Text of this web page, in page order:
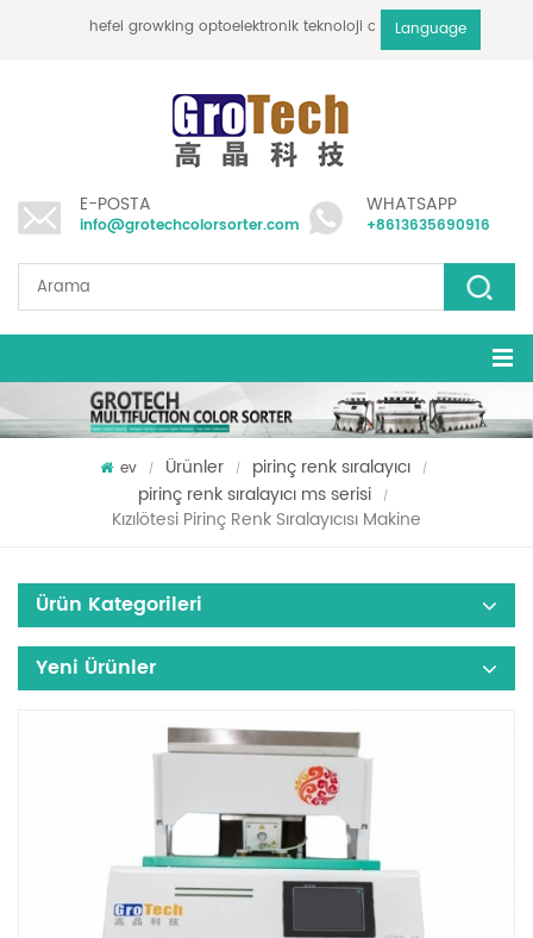
hefei growking optoelektronik teknoloji co., ltdLanguage
E-POSTA
info@grotechcolorsorter.com
WHATSAPP
+8613635690916
ev / Ürünler / pirinç renk sıralayıcı /
pirinç renk sıralayıcı ms serisi /
Kızılötesi Pirinç Renk Sıralayıcısı Makine
Ürün Kategorileri
Yeni Ürünler